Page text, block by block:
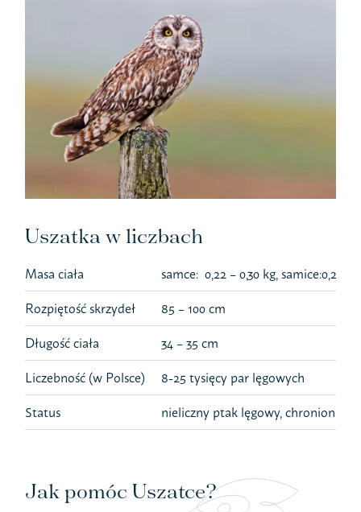
Uszatka w liczbach
Masa ciała samce: 0,22 – 0,30 kg, samice:0,25 –
Rozpiętość skrzydeł 85 – 100 cm
Długość ciała 34 – 35 cm
Liczebność (w Polsce) 8-25 tysięcy par lęgowych
Status nieliczny ptak lęgowy, chroniona
Jak pomóc Uszatce?